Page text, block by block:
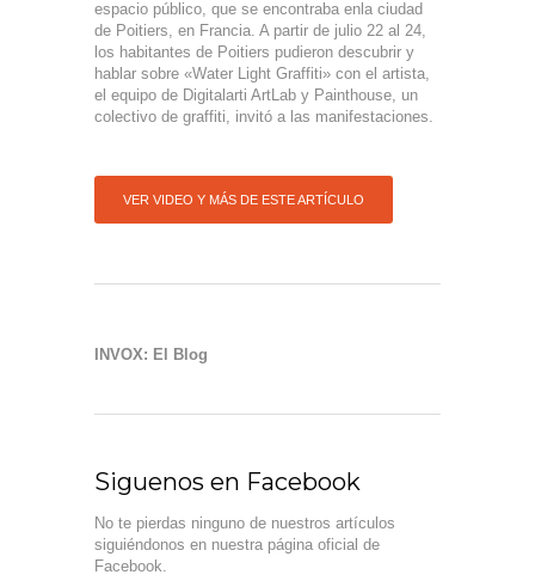
espacio público, que se encontraba enla ciudad
de Poitiers, en Francia. A partir de julio 22 al 24,
los habitantes de Poitiers pudieron descubrir y
hablar sobre «Water Light Graffiti» con el artista,
el equipo de Digitalarti ArtLab y Painthouse, un
colectivo de graffiti, invitó a las manifestaciones.
VER VIDEO Y MÁS DE ESTE ARTÍCULO
INVOX: El Blog
Siguenos en Facebook
No te pierdas ninguno de nuestros artículos
siguiéndonos en nuestra página oficial de
Facebook.